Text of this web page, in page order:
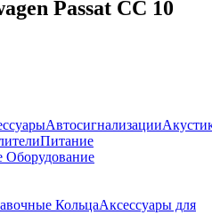
Passat CC 10
Автосигнализации
Питание
Оборудование
КольцаАксессуары для